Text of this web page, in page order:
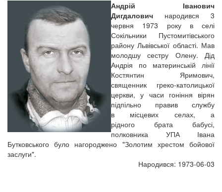
Андрій Іванович
Дигдалович народився 3
червня 1973 року в селі
Сокільники Пустомитівського
району Львівської області. Мав
молодшу сестру Олену. Дід
Андрія по материнській лінії
Костянтин Яримович,
священник греко-католицької
церкви, у часи гоніння вірян
підпільно правив службу
в місцевих селах, а
рідного брата бабусі,
полковника УПА Івана
Бутковського було нагороджено "Золотим хрестом бойової
заслуги".
Народився: 1973-06-03